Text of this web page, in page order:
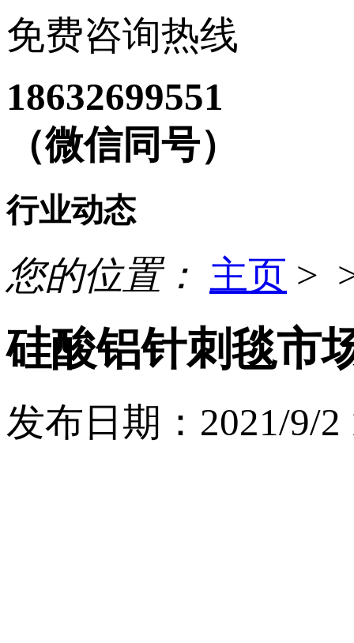
免费咨询热线
18632699551
（微信同号）
行业动态
您的位置： 主页 >
硅酸铝针刺毯市
发布日期：2021/9/